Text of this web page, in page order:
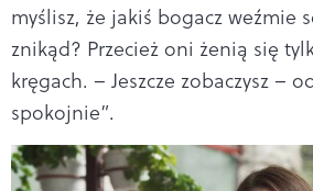
myślisz, że jakiś bogacz weźmie
znikąd? Przecież oni żenią się
kręgach. – Jeszcze zobaczysz –
spokojnie”.